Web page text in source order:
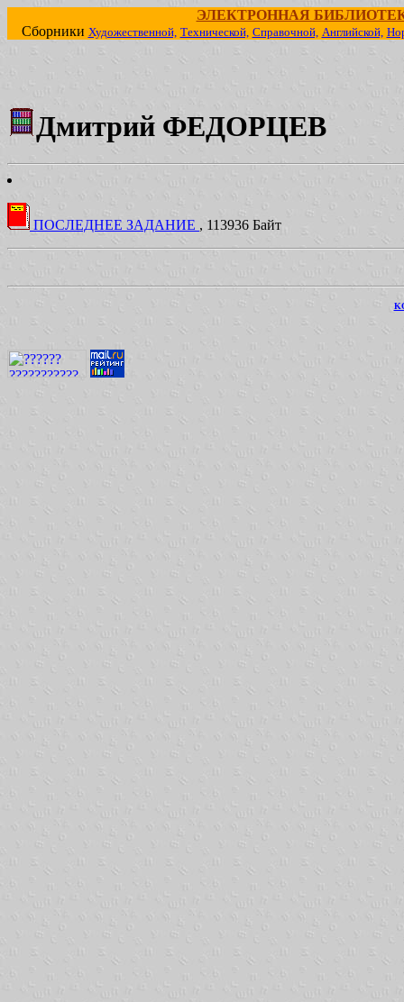
ЭЛЕКТРОННАЯ
Сборники Художественной, Технической, Справочной, Английской,
Дмитрий ФЕДОРЦЕВ
ПОСЛЕДНЕЕ ЗАДАНИЕ , 113936 Байт